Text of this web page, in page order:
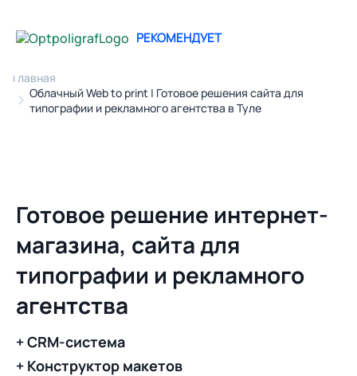
Главная
Облачный Web to print | Готовое решения сайта для
типографии и рекламного агентства в Туле
РЕКОМЕНДУЕТ
Готовое решение интернет-
магазина, сайта для
типографии и рекламного
агентства
+ CRM-система
+ Конструктор макетов